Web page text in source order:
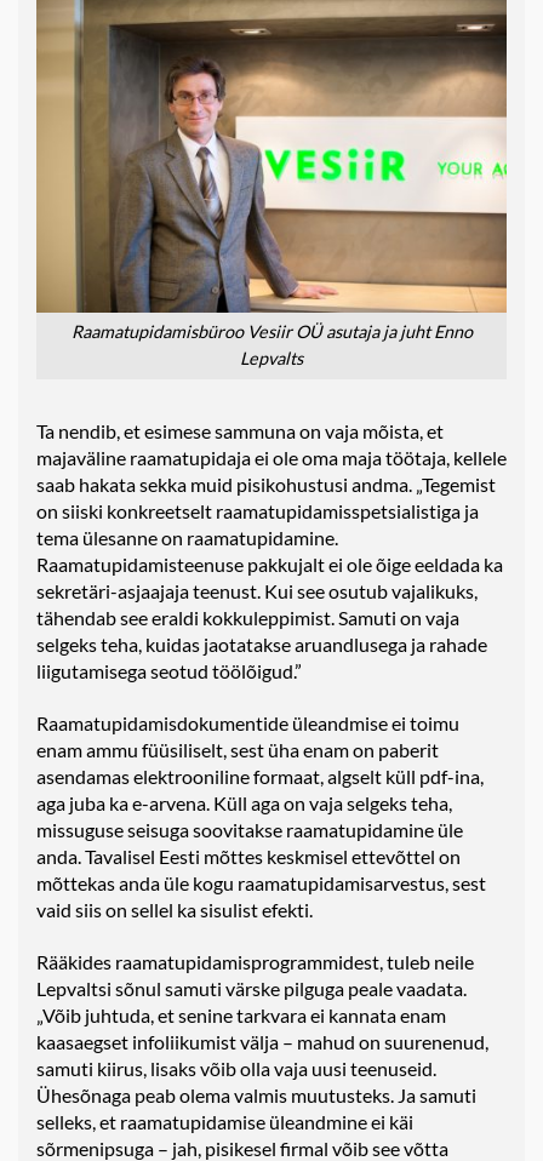
Raamatupidamisbüroo Vesiir OÜ asutaja ja juht Enno
Lepvalts
Ta nendib, et esimese sammuna on vaja mõista, et
majaväline raamatupidaja ei ole oma maja töötaja, kellele
saab hakata sekka muid pisikohustusi andma. „Tegemist
on siiski konkreetselt raamatupidamisspetsialistiga ja
tema ülesanne on raamatupidamine.
Raamatupidamisteenuse pakkujalt ei ole õige eeldada ka
sekretäri-asjaajaja teenust. Kui see osutub vajalikuks,
tähendab see eraldi kokkuleppimist. Samuti on vaja
selgeks teha, kuidas jaotatakse aruandlusega ja rahade
liigutamisega seotud töölõigud.”
Raamatupidamisdokumentide üleandmise ei toimu
enam ammu füüsiliselt, sest üha enam on paberit
asendamas elektrooniline formaat, algselt küll pdf-ina,
aga juba ka e-arvena. Küll aga on vaja selgeks teha,
missuguse seisuga soovitakse raamatupidamine üle
anda. Tavalisel Eesti mõttes keskmisel ettevõttel on
mõttekas anda üle kogu raamatupidamisarvestus, sest
vaid siis on sellel ka sisulist efekti.
Rääkides raamatupidamisprogrammidest, tuleb neile
Lepvaltsi sõnul samuti värske pilguga peale vaadata.
„Võib juhtuda, et senine tarkvara ei kannata enam
kaasaegset infoliikumist välja – mahud on suurenenud,
samuti kiirus, lisaks võib olla vaja uusi teenuseid.
Ühesõnaga peab olema valmis muutusteks. Ja samuti
selleks, et raamatupidamise üleandmine ei käi
sõrmenipsuga – jah, pisikesel firmal võib see võtta